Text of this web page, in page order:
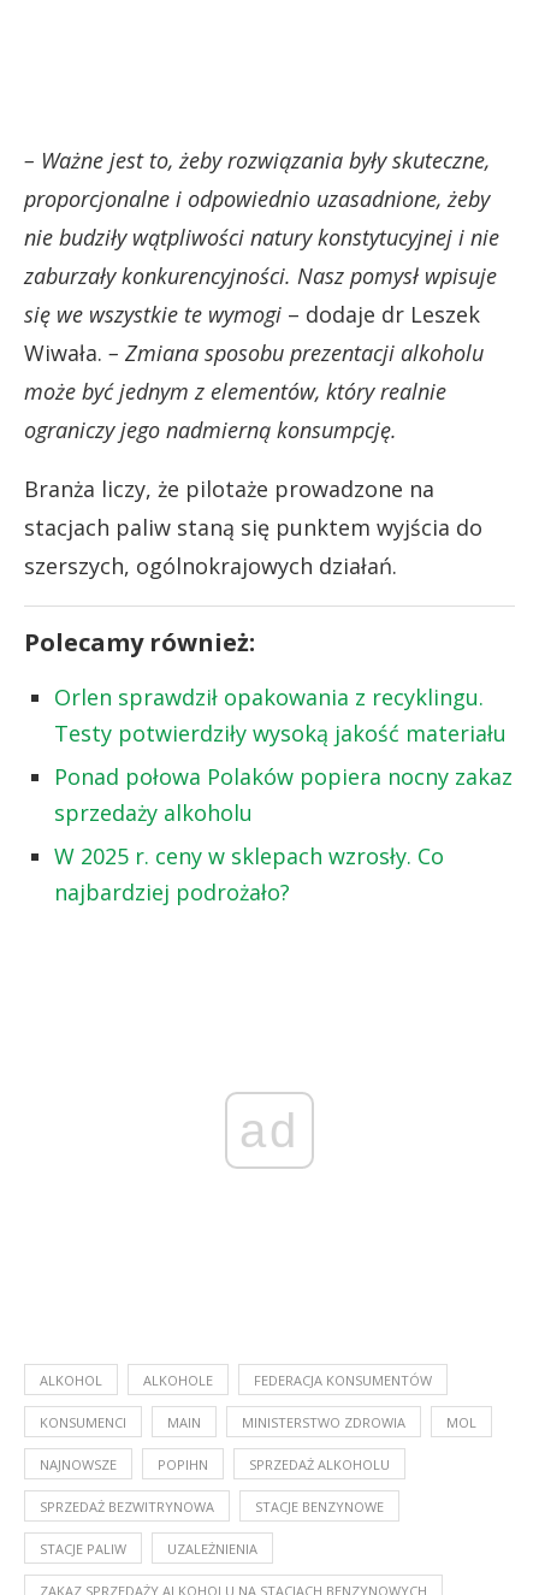
– Ważne jest to, żeby rozwiązania były skuteczne,
proporcjonalne i odpowiednio uzasadnione, żeby
nie budziły wątpliwości natury konstytucyjnej i nie
zaburzały konkurencyjności. Nasz pomysł wpisuje
się we wszystkie te wymogi – dodaje dr Leszek
Wiwała. – Zmiana sposobu prezentacji alkoholu
może być jednym z elementów, który realnie
ograniczy jego nadmierną konsumpcję.
Branża liczy, że pilotaże prowadzone na
stacjach paliw staną się punktem wyjścia do
szerszych, ogólnokrajowych działań.
Polecamy również:
Orlen sprawdził opakowania z recyklingu.
Testy potwierdziły wysoką jakość materiału
Ponad połowa Polaków popiera nocny zakaz
sprzedaży alkoholu
W 2025 r. ceny w sklepach wzrosły. Co
najbardziej podrożało?
ad
ALKOHOL ALKOHOLE FEDERACJA KONSUMENTÓW
KONSUMENCI MAIN MINISTERSTWO ZDROWIA MOL
NAJNOWSZE POPIHN SPRZEDAŻ ALKOHOLU
SPRZEDAŻ BEZWITRYNOWA STACJE BENZYNOWE
STACJE PALIW UZALEŻNIENIA
ZAKAZ SPRZEDAŻY ALKOHOLU NA STACJACH BENZYNOWYCH